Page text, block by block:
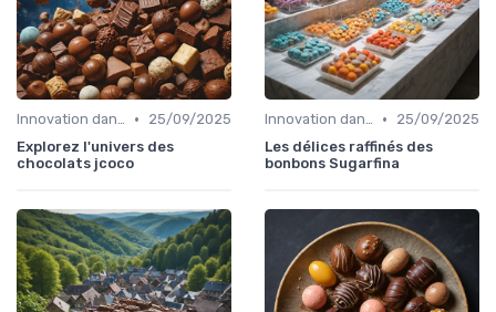
Innovation dans la food •
25/09/2025
Explorez l'univers des
chocolats jcoco
Innovation dans la food •
25/09/2025
Les délices raffinés des
bonbons Sugarfina